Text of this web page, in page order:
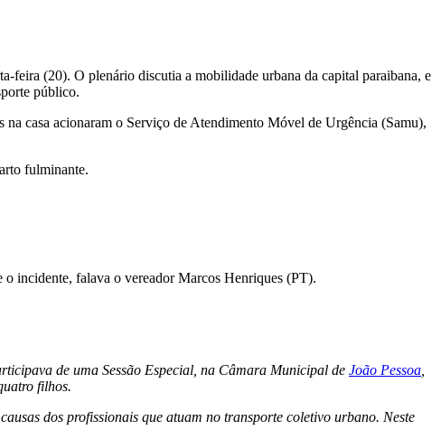
feira (20). O plenário discutia a mobilidade urbana da capital paraibana, e
público.
na casa acionaram o Serviço de Atendimento Móvel de Urgência (Samu),
fulminante.
o incidente, falava o vereador Marcos Henriques (PT).
de uma Sessão Especial, na Câmara Municipal de João Pessoa
filhos.
dos profissionais que atuam no transporte coletivo urbano. Neste